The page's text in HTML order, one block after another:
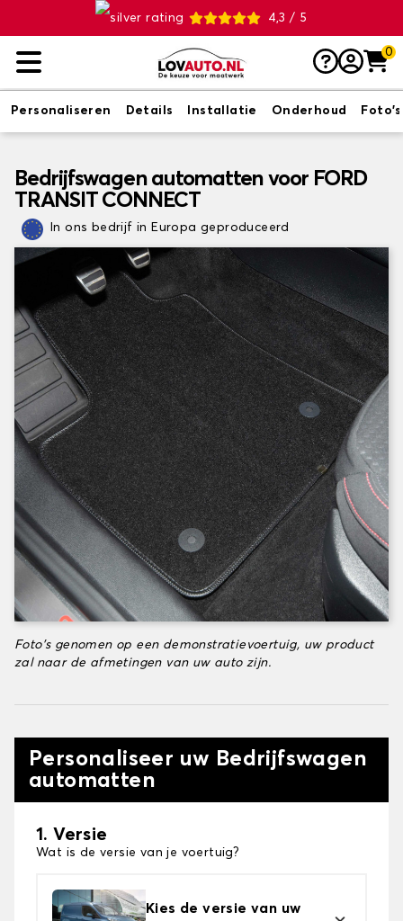
4,3 / 5
0
Personaliseren Details Installatie Onderhoud Foto's
Bedrijfswagen automatten voor FORD
TRANSIT CONNECT
In ons bedrijf in Europa geproduceerd
Foto's genomen op een demonstratievoertuig, uw product
zal naar de afmetingen van uw auto zijn.
Personaliseer uw Bedrijfswagen
automatten
1. Versie
Wat is de versie van je voertuig?
Kies de versie van uw